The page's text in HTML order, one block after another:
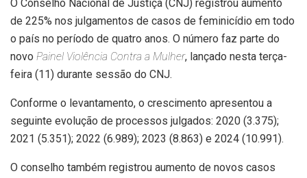
O Conselho Nacional de Justiça (CNJ) registrou aumento
de 225% nos julgamentos de casos de feminicídio em todo
o país no período de quatro anos. O número faz parte do
novo Painel Violência Contra a Mulher, lançado nesta terça-
feira (11) durante sessão do CNJ.
Conforme o levantamento, o crescimento apresentou a
seguinte evolução de processos julgados: 2020 (3.375);
2021 (5.351); 2022 (6.989); 2023 (8.863) e 2024 (10.991).
O conselho também registrou aumento de novos casos